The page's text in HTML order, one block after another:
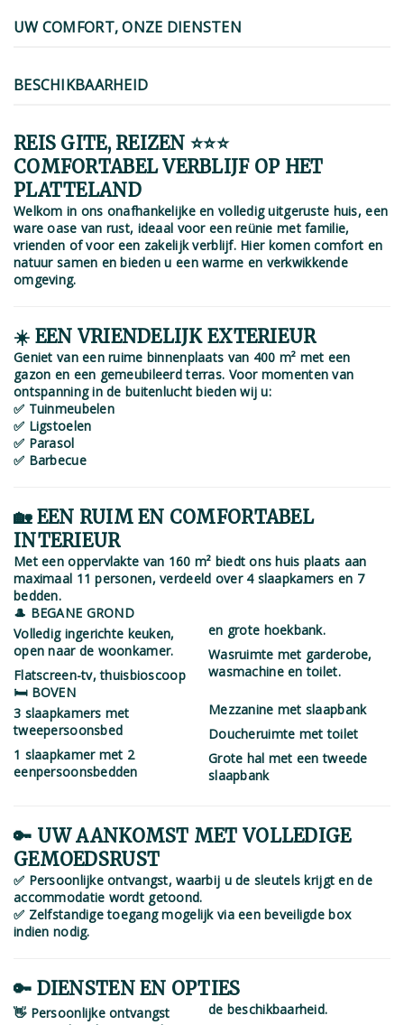
UW COMFORT, ONZE DIENSTEN
BESCHIKBAARHEID
REIS GITE, REIZEN ⭐⭐⭐
COMFORTABEL VERBLIJF OP HET
PLATTELAND
Welkom in ons onafhankelijke en volledig uitgeruste huis, een
ware oase van rust, ideaal voor een reünie met familie,
vrienden of voor een zakelijk verblijf. Hier komen comfort en
natuur samen en bieden u een warme en verkwikkende
omgeving.
☀️ EEN VRIENDELIJK EXTERIEUR
Geniet van een ruime binnenplaats van 400 m² met een
gazon en een gemeubileerd terras. Voor momenten van
ontspanning in de buitenlucht bieden wij u:
✅ Tuinmeubelen
✅ Ligstoelen
✅ Parasol
✅ Barbecue
🏡 EEN RUIM EN COMFORTABEL
INTERIEUR
Met een oppervlakte van 160 m² biedt ons huis plaats aan
maximaal 11 personen, verdeeld over 4 slaapkamers en 7
bedden.
🎩 BEGANE GROND
Volledig ingerichte keuken,
open naar de woonkamer.
Flatscreen-tv, thuisbioscoop
en grote hoekbank.
Wasruimte met garderobe,
wasmachine en toilet.
🛏️ BOVEN
3 slaapkamers met
tweepersoonsbed
1 slaapkamer met 2
eenpersoonsbedden
Mezzanine met slaapbank
Doucheruimte met toilet
Grote hal met een tweede
slaapbank
🔑 UW AANKOMST MET VOLLEDIGE
GEMOEDSRUST
✅ Persoonlijke ontvangst, waarbij u de sleutels krijgt en de
accommodatie wordt getoond.
✅ Zelfstandige toegang mogelijk via een beveiligde box
indien nodig.
🔑 DIENSTEN EN OPTIES
👋 Persoonlijke ontvangst
de beschikbaarheid.